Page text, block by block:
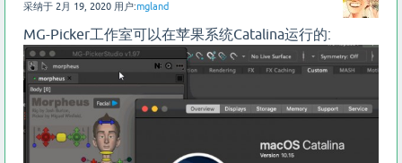
采纳于 2月 19, 2020 用户:mgland
MG-Picker工作室可以在苹果系统Catalina运行的: